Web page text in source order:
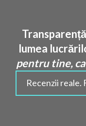
lumea
pentru tine,
Recenzii reale.